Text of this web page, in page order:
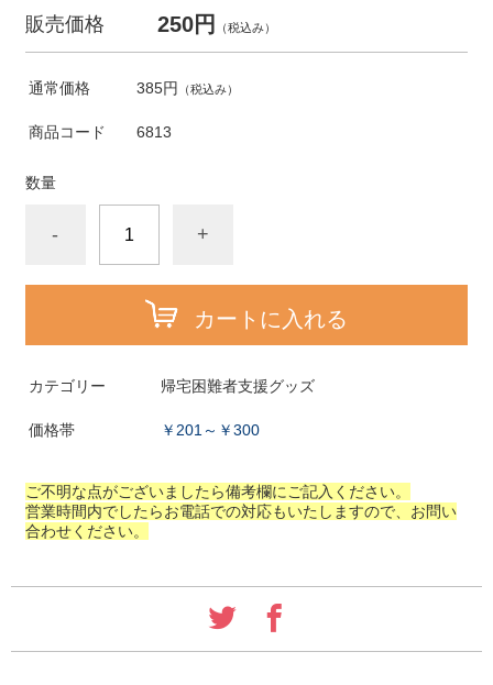
販売価格 250円 （税込み）
通常価格 385円 （税込み）
商品コード 6813
数量
- +
カートに入れる
カテゴリー 帰宅困難者支援グッズ
価格帯 ￥201～￥300
ご不明な点がございましたら備考欄にご記入ください。
営業時間内でしたらお電話での対応もいたしますので、お問い
合わせください。